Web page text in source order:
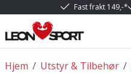
Fast frakt 149,-*
/
Hjem /
Utstyr & Tilbehør